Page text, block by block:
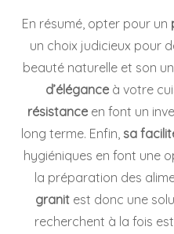
En résumé, opter pour un
un choix judicieux pour
beauté naturelle et son
d’éléganceà votre
résistance en font un
long terme. Enfin, sa
hygiéniques en font une
la préparation des
granitest donc une
recherchent à la fois